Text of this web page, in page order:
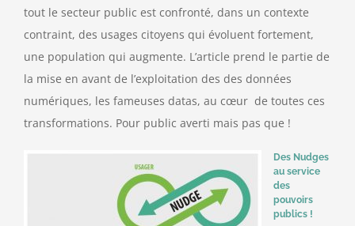
tout le secteur public est confronté, dans un contexte
contraint, des usages citoyens qui évoluent fortement,
une population qui augmente. L’article prend le partie de
la mise en avant de l’exploitation des des données
numériques, les fameuses datas, au cœur de toutes ces
transformations. Pour public averti mais pas que !
Des Nudges
au service
des
pouvoirs
publics !